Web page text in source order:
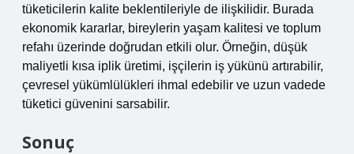
tüketicilerin kalite beklentileriyle de ilişkilidir. Burada
ekonomik kararlar, bireylerin yaşam kalitesi ve toplum
refahı üzerinde doğrudan etkili olur. Örneğin, düşük
maliyetli kısa iplik üretimi, işçilerin iş yükünü artırabilir,
çevresel yükümlülükleri ihmal edebilir ve uzun vadede
tüketici güvenini sarsabilir.
Sonuç